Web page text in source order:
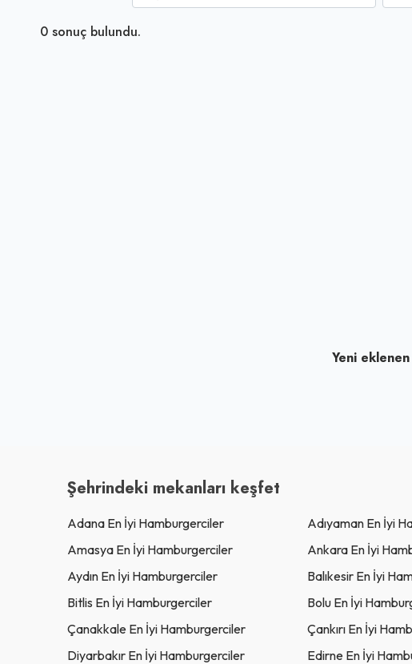
0 sonuç bulundu.
Yeni
Şehrindeki mekanları keşfet
Adana En İyi Hamburgerciler Adıyaman En İyi
Amasya En İyi Hamburgerciler
Ankara En İyi
Aydın En İyi Hamburgerciler
Balıkesir En İyi
Bitlis En İyi Hamburgerciler
Bolu En İyi
Çanakkale En İyi Hamburgerciler
Çankırı En İyi
Diyarbakır En İyi Hamburgerciler
Edirne En İyi